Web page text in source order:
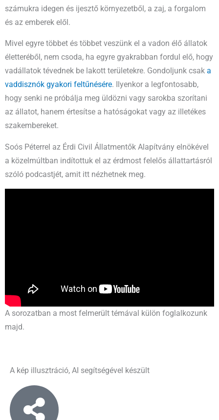
számukra idegen és ijesztő környezetből, a zaj, a forgalom
és az emberek elől.
Mivel egyre többet és többet veszünk el a vadon élő állatok
életteréből, nem csoda, ha egyre gyakrabban fordul elő, hogy
vadállatok tévednek be lakott területekre. Gondoljunk csak a
vaddisznók gyakori feltűnésére. Ilyenkor a legfontosabb,
hogy senki ne próbálja meg üldözni vagy sarokba szorítani
az állatot, hanem értesítse a hatóságokat vagy az illetékes
szakembereket.
Soós Péterrel az Érdi Civil Állatmentők Alapítvány elnökével
a közelmúltban indítottuk el az érdmost felelős állattartásról
szóló podcastjét, amit itt nézhetnek meg.
A sorozatban a most felmerült témával külön foglalkozunk
majd.
A kép illusztráció, AI segítségével készült